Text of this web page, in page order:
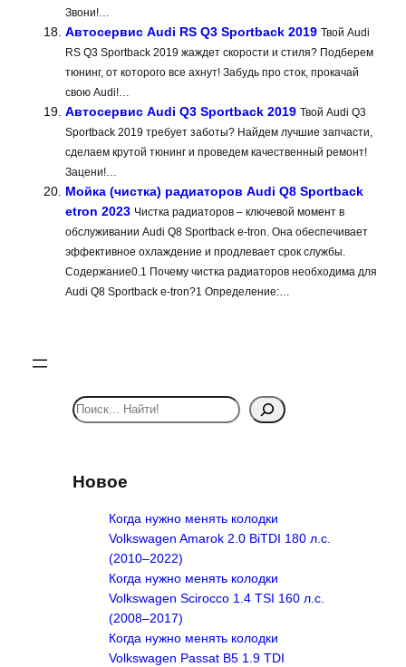
Звони!…
Автосервис Audi RS Q3 Sportback 2019 Твой Audi
RS Q3 Sportback 2019 жаждет скорости и стиля? Подберем
тюнинг, от которого все ахнут! Забудь про сток, прокачай
свою Audi!…
Автосервис Audi Q3 Sportback 2019 Твой Audi Q3
Sportback 2019 требует заботы? Найдем лучшие запчасти,
сделаем крутой тюнинг и проведем качественный ремонт!
Зацени!…
Мойка (чистка) радиаторов Audi Q8 Sportback
etron 2023 Чистка радиаторов – ключевой момент в
обслуживании Audi Q8 Sportback e-tron. Она обеспечивает
эффективное охлаждение и продлевает срок службы.
Содержание0.1 Почему чистка радиаторов необходима для
Audi Q8 Sportback e-tron?1 Определение:…
S
e
c
Новое
Когда нужно менять колодки
Volkswagen Amarok 2.0 BiTDI 180 л.с.
(2010–2022)
Когда нужно менять колодки
Volkswagen Scirocco 1.4 TSI 160 л.с.
(2008–2017)
Когда нужно менять колодки
Volkswagen Passat B5 1.9 TDI